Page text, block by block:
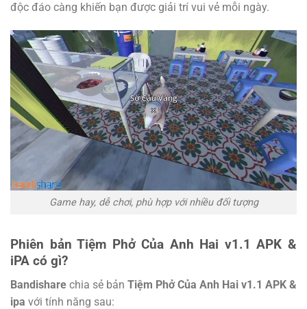
độc đáo càng khiến bạn được giải trí vui vẻ mỗi ngày.
Game hay, dễ chơi, phù hợp với nhiều đối tượng
Phiên bản Tiệm Phở Của Anh Hai v1.1 APK &
iPA có gì?
Bandishare chia sẻ bản Tiệm Phở Của Anh Hai v1.1 APK &
ipa với tính năng sau: